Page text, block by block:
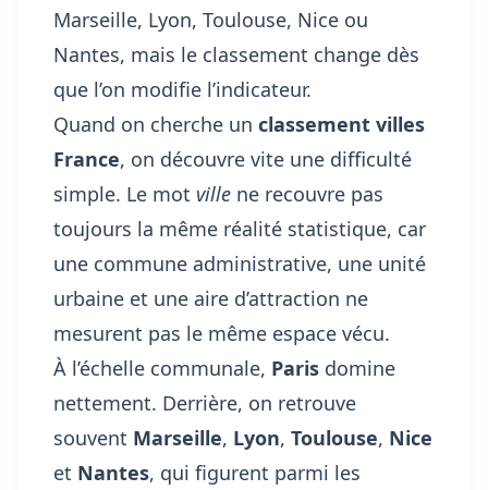
Marseille, Lyon, Toulouse, Nice ou
Nantes, mais le classement change dès
que l’on modifie l’indicateur.
Quand on cherche un classement villes
France, on découvre vite une difficulté
simple. Le mot ville ne recouvre pas
toujours la même réalité statistique, car
une commune administrative, une unité
urbaine et une aire d’attraction ne
mesurent pas le même espace vécu.
À l’échelle communale, Paris domine
nettement. Derrière, on retrouve
souvent Marseille, Lyon, Toulouse, Nice
et Nantes, qui figurent parmi les